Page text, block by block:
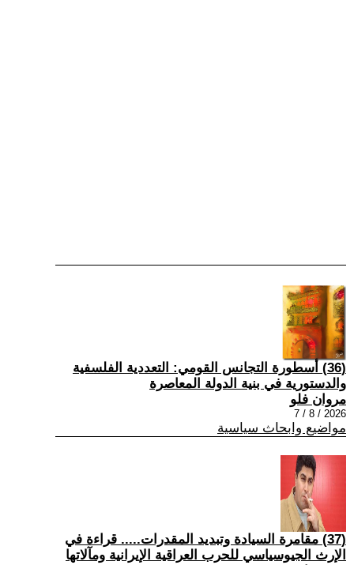
(36) أسطورة التجانس القومي: التعددية الفلسفية
والدستورية في بنية الدولة المعاصرة
مروان فلو
2026 / 8 / 7
مواضيع وابحاث سياسية
(37) مقامرة السيادة وتبديد المقدرات..... قراءة في
الإرث الجيوسياسي للحرب العراقية الإيرانية ومآلاتها